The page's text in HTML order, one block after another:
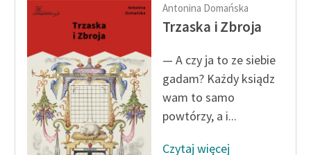
Zasady wykorzystania
Wolnych Lektur
Logotypy
Materiały promocyjne
Polityka prywatności
Antonina Domańska
Trzaska i Zbroja
— A czy ja to ze siebie
gadam? Każdy ksiądz
wam to samo
powtórzy, a i...
Czytaj więcej